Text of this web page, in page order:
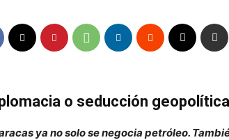
o seducción
ya no solo se negocia petróleo.